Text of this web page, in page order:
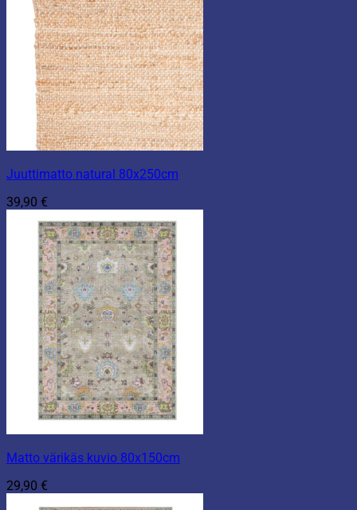
Juuttimatto natural 80x250cm
39,90 €
Matto värikäs kuvio 80x150cm
29,90 €